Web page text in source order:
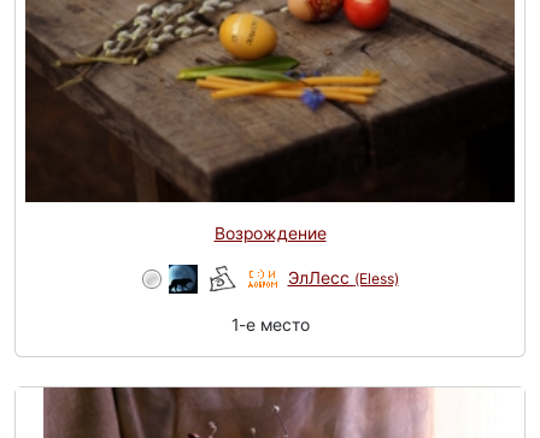
Возрождение
ЭлЛесс (Eless)
1-e место